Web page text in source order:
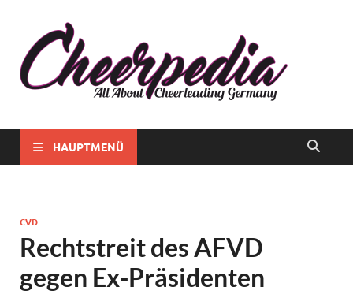
HAUPTMENÜ
CVD
Rechtstreit des AFVD
gegen Ex-Präsidenten